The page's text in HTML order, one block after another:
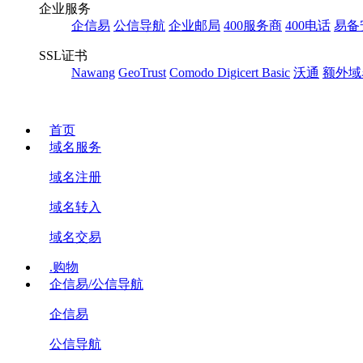
企业服务
企信易 公信导航 企业邮局 400服务商 400电话 易备
SSL证书
Nawang GeoTrust Comodo Digicert Basic 沃通 额外域
首页
域名服务
域名注册
域名转入
域名交易
.购物
企信易/公信导航
企信易
公信导航